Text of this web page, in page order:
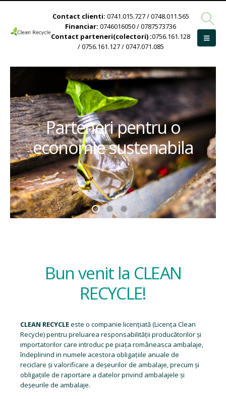
Contact clienti: 0741.015.727 / 0748.011.565
Financiar: 0746016050 / 0787573736
Contact parteneri(colectori) :0756.161.128
/ 0756.161.127 / 0747.071.085
Parteneri pentru o
economie sustenabila
Bun venit la CLEAN
RECYCLE!
CLEAN RECYCLEeste o companie licențiată (Licența Clean
Recycle) pentru preluarea responsabilității producătorilor și
importatorilor care introduc pe piața româneasca ambalaje,
îndeplinind in numele acestora obligațiile anuale de
reciclare și valorificare a deșeurilor de ambalaje, precum și
obligațiile de raportare a datelor privind ambalajele și
deșeurile de ambalaje.